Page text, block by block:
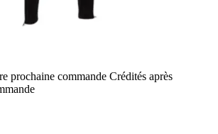
prochaine commande Crédités après